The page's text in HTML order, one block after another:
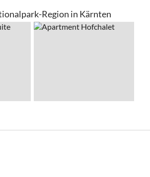
Region in Kärnten